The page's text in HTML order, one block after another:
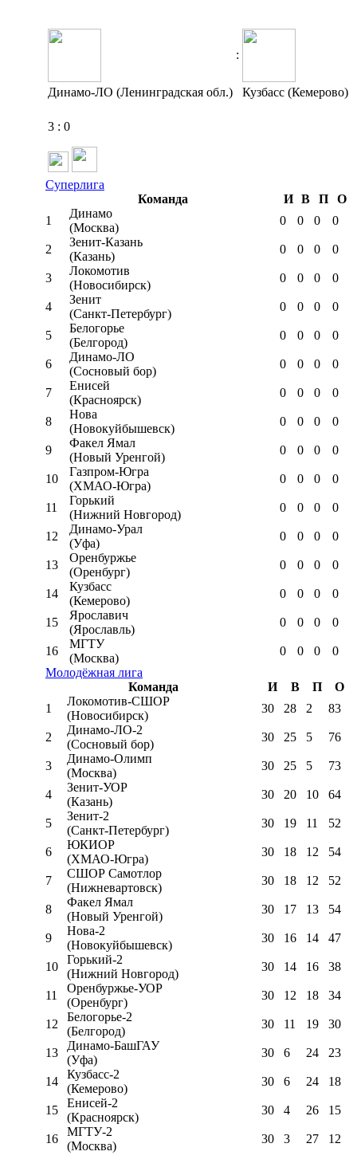
:
Динамо-ЛО (Ленинградская обл.) Кузбасс (Кемерово)
3 : 0
Суперлига
Команда
И В П
О
1
Динамо
(Москва)
0 0 0 0
2
Зенит-Казань
(Казань)
0 0 0 0
3
Локомотив
(Новосибирск)
0 0 0 0
4
Зенит
(Санкт-Петербург)
0 0 0 0
5
Белогорье
(Белгород)
0 0 0 0
6
Динамо-ЛО
(Сосновый бор)
0 0 0 0
7
Енисей
(Красноярск)
0 0 0 0
8
Нова
(Новокуйбышевск)
0 0 0 0
9
Факел Ямал
(Новый Уренгой)
0 0 0 0
10
Газпром-Югра
(ХМАО-Югра)
0 0 0 0
11
Горький
(Нижний Новгород)
0 0 0 0
12
Динамо-Урал
(Уфа)
0 0 0 0
13
Оренбуржье
(Оренбург)
0 0 0 0
14
Кузбасс
(Кемерово)
0 0 0 0
15
Ярославич
(Ярославль)
0 0 0 0
16
МГТУ
(Москва)
0 0 0
0
Молодёжная лига
Команда
И В П
О
1
Локомотив-CШОР
(Новосибирск)
30 28 2 83
2
Динамо-ЛО-2
(Сосновый бор)
30 25 5 76
3
Динамо-Олимп
(Москва)
30 25 5 73
4
Зенит-УОР
(Казань)
30 20 10 64
5
Зенит-2
(Санкт-Петербург)
30 19 11 52
6
ЮКИОР
(ХМАО-Югра)
30 18 12 54
7
СШОР Самотлор
(Нижневартовск)
30 18 12 52
8
Факел Ямал
(Новый Уренгой)
30 17 13 54
9
Нова-2
(Новокуйбышевск)
30 16 14 47
10
Горький-2
(Нижний Новгород)
30 14 16 38
11
Оренбуржье-УОР
(Оренбург)
30 12 18 34
12
Белогорье-2
(Белгород)
30 11 19 30
13
Динамо-БашГАУ
(Уфа)
30 6 24 23
14
Кузбасс-2
(Кемерово)
30 6 24 18
15
Енисей-2
(Красноярск)
30 4 26 15
16
МГТУ-2
(Москва)
30 3 27 12